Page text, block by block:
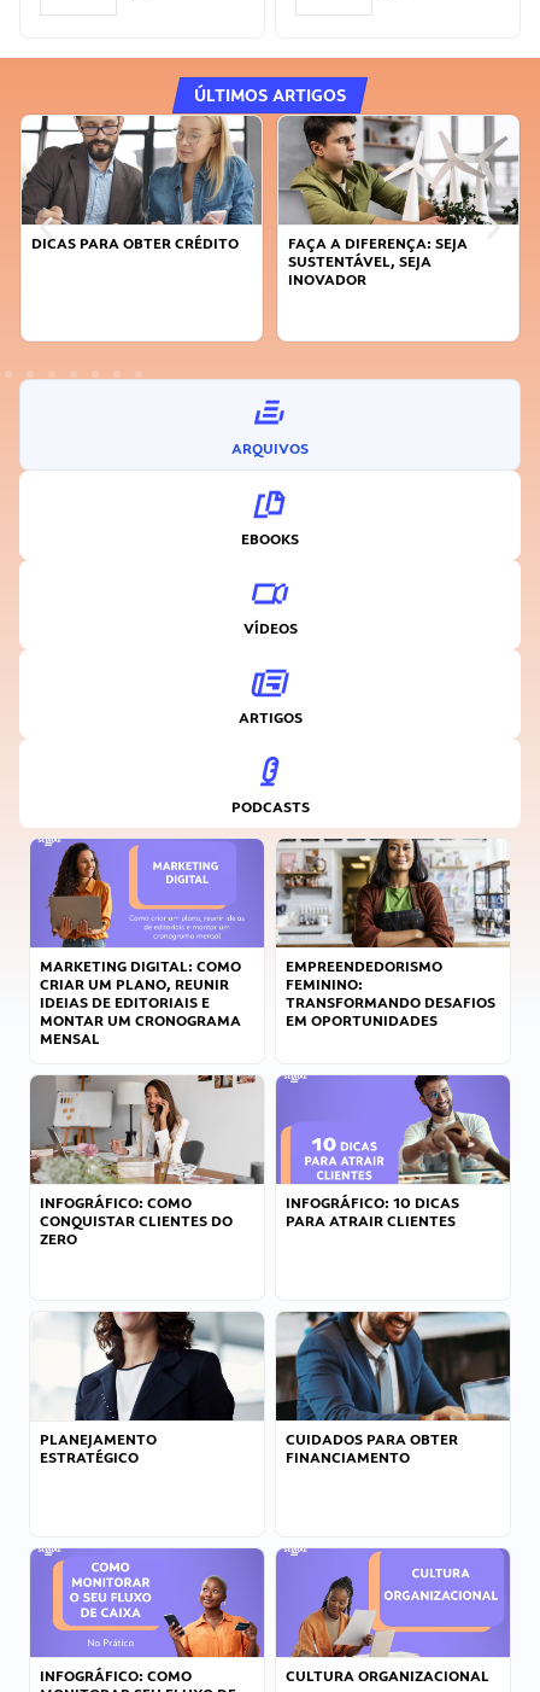
ÚLTIMOS ARTIGOS
DICAS PARA OBTER CRÉDITO
FAÇA A DIFERENÇA: SEJA
SUSTENTÁVEL, SEJA
INOVADOR
ARQUIVOS
EBOOKS
VÍDEOS
ARTIGOS
PODCASTS
MARKETING DIGITAL: COMO
CRIAR UM PLANO, REUNIR
IDEIAS DE EDITORIAIS E
MONTAR UM CRONOGRAMA
MENSAL
EMPREENDEDORISMO
FEMININO:
TRANSFORMANDO DESAFIOS
EM OPORTUNIDADES
INFOGRÁFICO: COMO
CONQUISTAR CLIENTES DO
ZERO
INFOGRÁFICO: 10 DICAS
PARA ATRAIR CLIENTES
PLANEJAMENTO
ESTRATÉGICO
CUIDADOS PARA OBTER
FINANCIAMENTO
INFOGRÁFICO: COMO
CULTURA ORGANIZACIONAL